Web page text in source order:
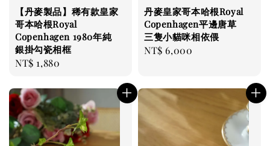
【丹麥製品】稀有款皇家
哥本哈根Royal
Copenhagen 1980年純
銀掛勾瓷相框
Regular
NT$ 1,880
丹麥皇家哥本哈根Royal
Copenhagen平邊唐草
三隻小貓咪相依偎
Regular
NT$ 6,000